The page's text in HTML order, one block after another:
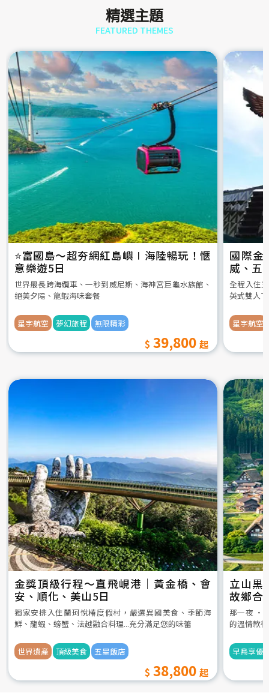
精選主題
FEATURED THEMES
⭐️富國島～超夯網紅島嶼∣海陸暢玩！愜
意樂遊5日
世界最長跨海纜車、一秒到威尼斯、海神宮巨龜水族館、
絕美夕陽、龍蝦海味套餐
星宇航空 夢幻旅程 無限精彩
39,800
國際金
威、五
全程入住
英式雙人
星宇航空
金獎頂級行程～直飛峴港｜黃金橋、會
安、順化、美山5日
獨家安排入住蘭珂悅椿度假村，嚴選異國美食、季節海
鮮、龍蝦、螃蟹、法越融合料理...充分滿足您的味蕾
世界遺產 頂級美食 五星飯店
38,800
立山黒
故鄉合
5日
那一夜 ‧
的溫情款
早鳥享優